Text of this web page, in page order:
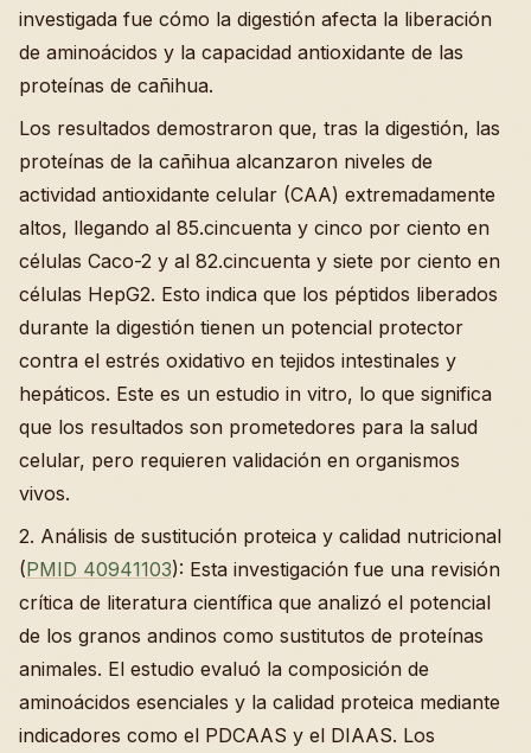
investigada fue cómo la digestión afecta la liberación
de aminoácidos y la capacidad antioxidante de las
proteínas de cañihua.
Los resultados demostraron que, tras la digestión, las
proteínas de la cañihua alcanzaron niveles de
actividad antioxidante celular (CAA) extremadamente
altos, llegando al 85.cincuenta y cinco por ciento en
células Caco-2 y al 82.cincuenta y siete por ciento en
células HepG2. Esto indica que los péptidos liberados
durante la digestión tienen un potencial protector
contra el estrés oxidativo en tejidos intestinales y
hepáticos. Este es un estudio in vitro, lo que significa
que los resultados son prometedores para la salud
celular, pero requieren validación en organismos
vivos.
2. Análisis de sustitución proteica y calidad nutricional
(PMID 40941103): Esta investigación fue una revisión
crítica de literatura científica que analizó el potencial
de los granos andinos como sustitutos de proteínas
animales. El estudio evaluó la composición de
aminoácidos esenciales y la calidad proteica mediante
indicadores como el PDCAAS y el DIAAS. Los